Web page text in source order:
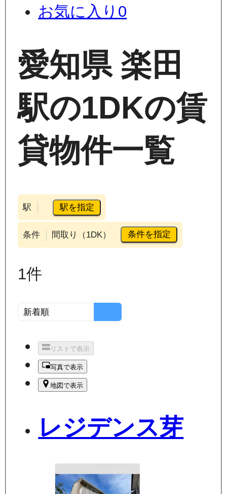
お気に入り 0
愛知県 楽田
駅の1DKの賃
貸物件一覧
駅 駅を指定
条件 間取り（1DK） 条件を指定
1件
リストで表示
写真で表示
地図で表示
レジデンス芽